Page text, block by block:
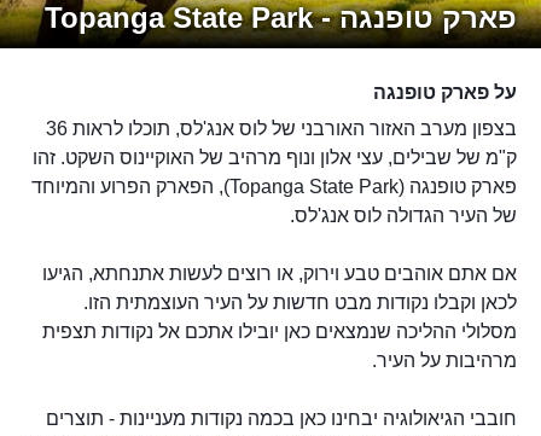
פארק טופנגה - Topanga State Park
על פארק טופנגה
בצפון מערב האזור האורבני של לוס אנג'לס, תוכלו לראות 36
ק"מ של שבילים, עצי אלון ונוף מרהיב של האוקיינוס השקט. זהו
פארק טופנגה (Topanga State Park), הפארק הפרוע והמיוחד
של העיר הגדולה לוס אנג'לס.
אם אתם אוהבים טבע וירוק, או רוצים לעשות אתנחתא, הגיעו
לכאן וקבלו נקודות מבט חדשות על העיר העוצמתית הזו.
מסלולי ההליכה שנמצאים כאן יובילו אתכם אל נקודות תצפית
מרהיבות על העיר.
חובבי הגיאולוגיה יבחינו כאן בכמה נקודות מעניינות - תוצרים